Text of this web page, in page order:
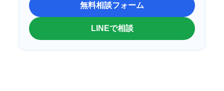
無料相談フォーム
LINEで相談